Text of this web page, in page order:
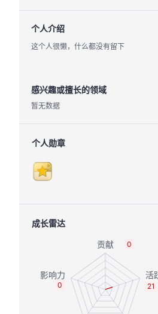
个人介绍
这个人很懒，什么都没有留下
感兴趣或擅长的领域
暂无数据
个人勋章
成长雷达
0
21
0